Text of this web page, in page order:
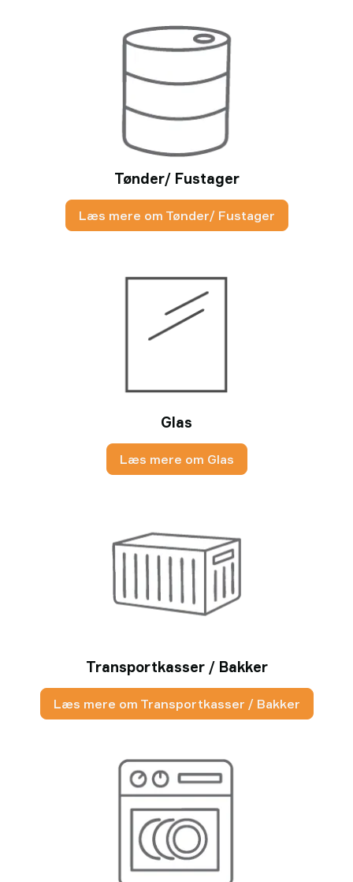
Tønder/ Fustager
Læs mere om Tønder/ Fustager
Glas
Læs mere om Glas
Transportkasser / Bakker
Læs mere om Transportkasser / Bakker